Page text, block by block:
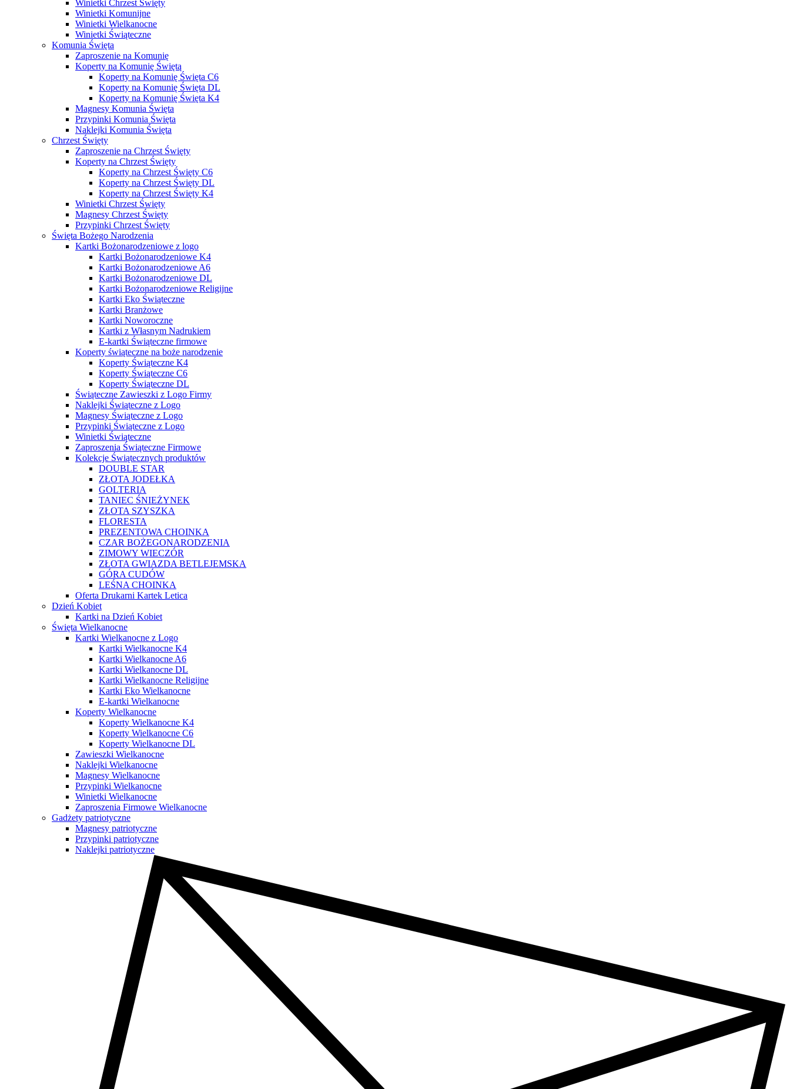
Winietki Chrzest Święty
Winietki Komunijne
Winietki Wielkanocne
Winietki Świąteczne
Komunia Święta
Zaproszenie na Komunię
Koperty na Komunię Świętą
Koperty na Komunię Święta C6
Koperty na Komunię Święta DL
Koperty na Komunię Święta K4
Magnesy Komunia Święta
Przypinki Komunia Święta
Naklejki Komunia Święta
Chrzest Święty
Zaproszenie na Chrzest Święty
Koperty na Chrzest Święty
Koperty na Chrzest Święty C6
Koperty na Chrzest Święty DL
Koperty na Chrzest Święty K4
Winietki Chrzest Święty
Magnesy Chrzest Święty
Przypinki Chrzest Święty
Święta Bożego Narodzenia
Kartki Bożonarodzeniowe z logo
Kartki Bożonarodzeniowe K4
Kartki Bożonarodzeniowe A6
Kartki Bożonarodzeniowe DL
Kartki Bożonarodzeniowe Religijne
Kartki Eko Świąteczne
Kartki Branżowe
Kartki Noworoczne
Kartki z Własnym Nadrukiem
E-kartki Świąteczne firmowe
Koperty świąteczne na boże narodzenie
Koperty Świąteczne K4
Koperty Świąteczne C6
Koperty Świąteczne DL
Świąteczne Zawieszki z Logo Firmy
Naklejki Świąteczne z Logo
Magnesy Świąteczne z Logo
Przypinki Świąteczne z Logo
Winietki Świąteczne
Zaproszenia Świąteczne Firmowe
Kolekcje Świątecznych produktów
DOUBLE STAR
ZŁOTA JODEŁKA
GOLTERIA
TANIEC ŚNIEŻYNEK
ZŁOTA SZYSZKA
FLORESTA
PREZENTOWA CHOINKA
CZAR BOŻEGONARODZENIA
ZIMOWY WIECZÓR
ZŁOTA GWIAZDA BETLEJEMSKA
GÓRA CUDÓW
LEŚNA CHOINKA
Oferta Drukarni Kartek Letica
Dzień Kobiet
Kartki na Dzień Kobiet
Święta Wielkanocne
Kartki Wielkanocne z Logo
Kartki Wielkanocne K4
Kartki Wielkanocne A6
Kartki Wielkanocne DL
Kartki Wielkanocne Religijne
Kartki Eko Wielkanocne
E-kartki Wielkanocne
Koperty Wielkanocne
Koperty Wielkanocne K4
Koperty Wielkanocne C6
Koperty Wielkanocne DL
Zawieszki Wielkanocne
Naklejki Wielkanocne
Magnesy Wielkanocne
Przypinki Wielkanocne
Winietki Wielkanocne
Zaproszenia Firmowe Wielkanocne
Gadżety patriotyczne
Magnesy patriotyczne
Przypinki patriotyczne
Naklejki patriotyczne